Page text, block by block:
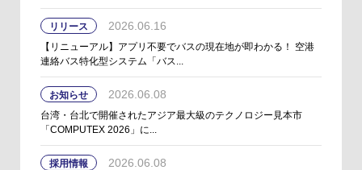
リリース 2026.06.16
【リニューアル】アプリ不要でバスの現在地が即わかる！ 空港
連絡バス特化型システム「バス...
お知らせ 2026.06.08
台湾・台北で開催されたアジア最大級のテクノロジー見本市
「COMPUTEX 2026」に...
採用情報 2026.06.08